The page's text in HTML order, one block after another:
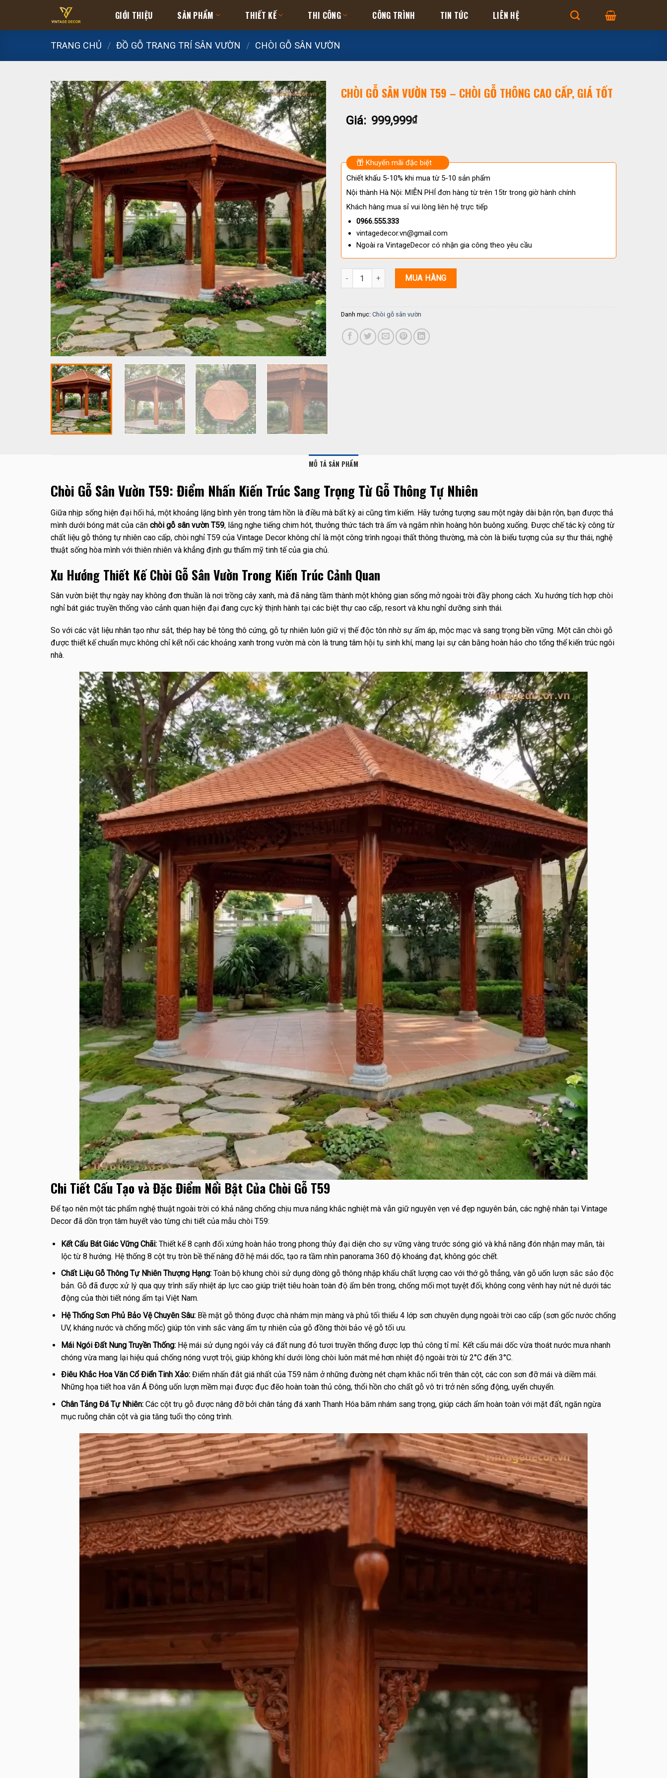
content
GIỚI THIỆU SẢN PHẨM THIẾT KẾ THI CÔNG CÔNG TRÌNH TIN TỨC LIÊN HỆ
TRANG CHỦ / ĐỒ GỖ TRANG TRÍ SÂN VƯỜN / CHÒI GỖ SÂN VƯỜN
CHÒI GỖ SÂN VƯỜN T59 – CHÒI GỖ THÔNG CAO CẤP, GIÁ TỐT
Giá: 999,999₫
Khuyến mãi đặc biệt
Chiết khấu 5-10% khi mua từ 5-10 sản phẩm
Nội thành Hà Nội: MIỄN PHÍ đơn hàng từ trên 15tr trong giờ hành chính
Khách hàng mua sỉ vui lòng liên hệ trực tiếp
0966.555.333
vintagedecor.vn@gmail.com
Ngoài ra VintageDecor có nhận gia công theo yêu cầu
Chòi Gỗ Sân Vườn T59 - Chòi Gỗ Thông Cao Cấp, Giá Tốt số lượng
MUA HÀNG
Danh mục: Chòi gỗ sân vườn
MÔ TẢ SẢN PHẨM
Chòi Gỗ Sân Vườn T59: Điểm Nhấn Kiến Trúc Sang Trọng Từ Gỗ Thông Tự Nhiên
Giữa nhịp sống hiện đại hối hả, một khoảng lặng bình yên trong tâm hồn là điều mà bất kỳ ai cũng tìm kiếm. Hãy tưởng tượng sau một ngày dài bận rộn, bạn được thả
mình dưới bóng mát của căn chòi gỗ sân vườn T59, lắng nghe tiếng chim hót, thưởng thức tách trà ấm và ngắm nhìn hoàng hôn buông xuống. Được chế tác kỳ công từ
chất liệu gỗ thông tự nhiên cao cấp, chòi nghỉ T59 của Vintage Decor không chỉ là một công trình ngoại thất thông thường, mà còn là biểu tượng của sự thư thái, nghệ
thuật sống hòa mình với thiên nhiên và khẳng định gu thẩm mỹ tinh tế của gia chủ.
Xu Hướng Thiết Kế Chòi Gỗ Sân Vườn Trong Kiến Trúc Cảnh Quan
Sân vườn biệt thự ngày nay không đơn thuần là nơi trồng cây xanh, mà đã nâng tầm thành một không gian sống mở ngoài trời đầy phong cách. Xu hướng tích hợp chòi
nghỉ bát giác truyền thống vào cảnh quan hiện đại đang cực kỳ thịnh hành tại các biệt thự cao cấp, resort và khu nghỉ dưỡng sinh thái.
So với các vật liệu nhân tạo như sắt, thép hay bê tông thô cứng, gỗ tự nhiên luôn giữ vị thế độc tôn nhờ sự ấm áp, mộc mạc và sang trọng bền vững. Một căn chòi gỗ
được thiết kế chuẩn mực không chỉ kết nối các khoảng xanh trong vườn mà còn là trung tâm hội tụ sinh khí, mang lại sự cân bằng hoàn hảo cho tổng thể kiến trúc ngôi
nhà.
Chi Tiết Cấu Tạo và Đặc Điểm Nổi Bật Của Chòi Gỗ T59
Để tạo nên một tác phẩm nghệ thuật ngoài trời có khả năng chống chịu mưa nắng khắc nghiệt mà vẫn giữ nguyên vẹn vẻ đẹp nguyên bản, các nghệ nhân tại Vintage
Decor đã dồn trọn tâm huyết vào từng chi tiết của mẫu chòi T59:
Kết Cấu Bát Giác Vững Chãi:Thiết kế 8 cạnh đối xứng hoàn hảo trong phong thủy đại diện cho sự vững vàng trước sóng gió và khả năng đón nhận may mắn, tài
lộc từ 8 hướng. Hệ thống 8 cột trụ tròn bề thế nâng đỡ hệ mái dốc, tạo ra tầm nhìn panorama 360 độ khoáng đạt, không góc chết.
Chất Liệu Gỗ Thông Tự Nhiên Thượng Hạng:Toàn bộ khung chòi sử dụng dòng gỗ thông nhập khẩu chất lượng cao với thớ gỗ thẳng, vân gỗ uốn lượn sắc sảo độc
bản. Gỗ đã được xử lý qua quy trình sấy nhiệt áp lực cao giúp triệt tiêu hoàn toàn độ ẩm bên trong, chống mối mọt tuyệt đối, không cong vênh hay nứt nẻ dưới tác
động của thời tiết nóng ẩm tại Việt Nam.
Hệ Thống Sơn Phủ Bảo Vệ Chuyên Sâu:Bề mặt gỗ thông được chà nhám mịn màng và phủ tối thiểu 4 lớp sơn chuyên dụng ngoài trời cao cấp (sơn gốc nước chống
UV, kháng nước và chống mốc) giúp tôn vinh sắc vàng ấm tự nhiên của gỗ đồng thời bảo vệ gỗ tối ưu.
Mái Ngói Đất Nung Truyền Thống:Hệ mái sử dụng ngói vảy cá đất nung đỏ tươi truyền thống được lợp thủ công tỉ mỉ. Kết cấu mái dốc vừa thoát nước mưa nhanh
chóng vừa mang lại hiệu quả chống nóng vượt trội, giúp không khí dưới lòng chòi luôn mát mẻ hơn nhiệt độ ngoài trời từ 2°C đến 3°C.
Điêu Khắc Hoa Văn Cổ Điển Tinh Xảo:Điểm nhấn đắt giá nhất của T59 nằm ở những đường nét chạm khắc nổi trên thân cột, các con sơn đỡ mái và diềm mái.
Những họa tiết hoa văn Á Đông uốn lượn mềm mại được đục đẽo hoàn toàn thủ công, thổi hồn cho chất gỗ vô tri trở nên sống động, uyển chuyển.
Chân Tảng Đá Tự Nhiên:Các cột trụ gỗ được nâng đỡ bởi chân tảng đá xanh Thanh Hóa băm nhám sang trọng, giúp cách ẩm hoàn toàn với mặt đất, ngăn ngừa
mục ruỗng chân cột và gia tăng tuổi thọ công trình.